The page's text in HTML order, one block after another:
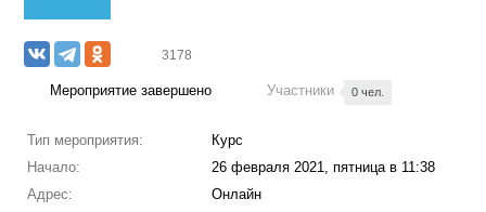
3178
Мероприятие завершено Участники 0 чел.
Тип мероприятия:
Курс
Начало:
26 февраля 2021, пятница в 11:38
Адрес:
Онлайн